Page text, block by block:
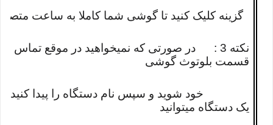
گزینه کلیک کنید تا گوشی شما کاملا به ساعت
نکته 3 : در صورتی که نمیخواهید در موقع تماس
قسمت بلوتوث گوشی
خود شوید و سپس نام دستگاه را پیدا کنید و
یک دستگاه میتوانید